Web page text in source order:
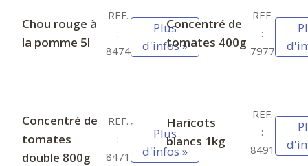
Chou rouge à
la pomme 5l
REF.
:
8474
Plus
d'infos »
Concentré de
tomates 400g
REF.
:
7977
Concentré de
tomates
double 800g
REF.
:
8471
Plus
d'infos »
Haricots
blancs 1kg
REF.
:
8491